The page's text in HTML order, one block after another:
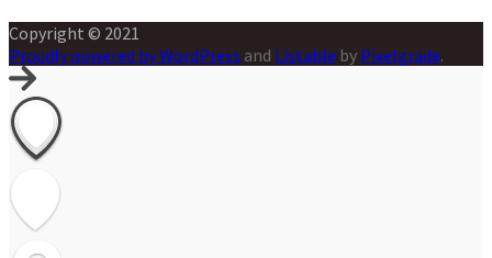
Copyright © 2021
Proudly powered by WordPress and Listable by Pixelgrade.